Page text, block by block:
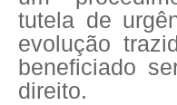
tutela de
evolução
beneficiado
direito.